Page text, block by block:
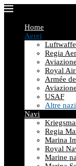
Home
Aerei
Luftwaffe
Regia
Royal Air
Armée
USAF
Altre
Navi
Regia
Marina
Royal
Marine